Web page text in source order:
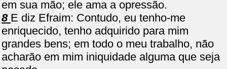
em sua mão; ele ama a opressão.
8 E diz Efraim: Contudo, eu tenho-me
enriquecido, tenho adquirido para mim
grandes bens; em todo o meu trabalho, não
acharão em mim iniquidade alguma que seja